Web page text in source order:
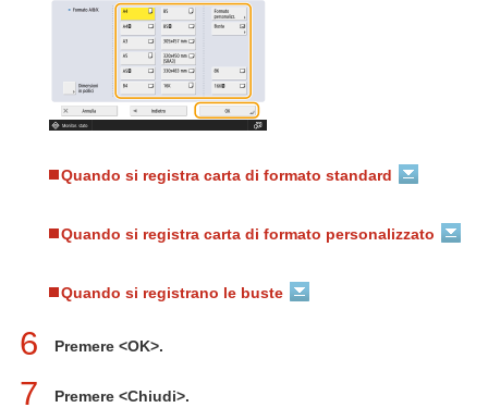
Quando si registra carta di formato standard
Quando si registra carta di formato personalizzato
Quando si registrano le buste
6 Premere <OK>.
7 Premere <Chiudi>.